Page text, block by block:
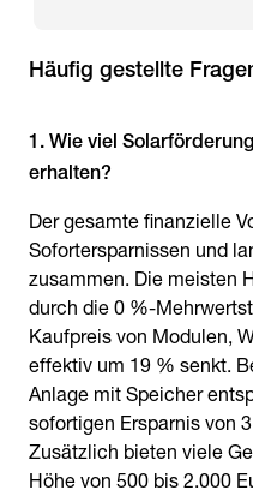
Häufig gestellte
1. Wie viel
erhalten?
Der gesamte finanzielle
Sofortersparnissen und
zusammen. Die meisten
durch die 0 %-
Kaufpreis von Modulen,
effektiv um 19 % senkt.
Anlage mit Speicher
sofortigen Ersparnis von
Zusätzlich bieten viele
Höhe von 500 bis 2.000